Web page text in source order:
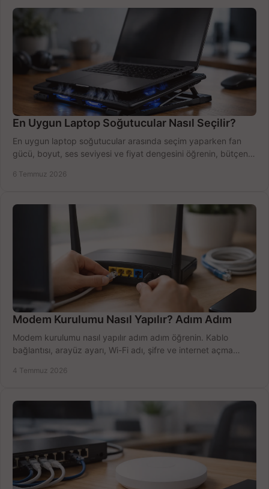
En Uygun Laptop Soğutucular Nasıl Seçilir?
En uygun laptop soğutucular arasında seçim yaparken fan
gücü, boyut, ses seviyesi ve fiyat dengesini öğrenin, bütçenizi
6 Temmuz 2026
Modem Kurulumu Nasıl Yapılır? Adım Adım
Modem kurulumu nasıl yapılır adım adım öğrenin. Kablo
bağlantısı, arayüz ayarı, Wi-Fi adı, şifre ve internet açma
4 Temmuz 2026